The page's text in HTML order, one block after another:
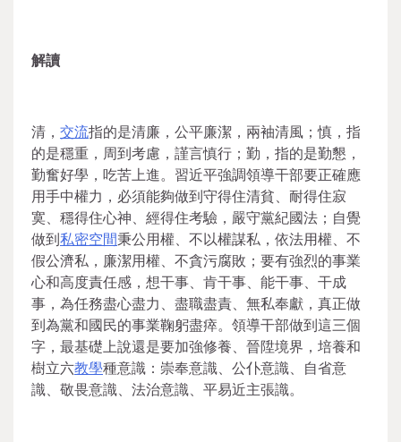
解讀
清， 交流指的是清廉，公平廉潔，兩袖清風；慎，指
的是穩重，周到考慮，謹言慎行；勤，指的是勤懇，
勤奮好學，吃苦上進。習近平強調領導干部要正確應
用手中權力，必須能夠做到守得住清貧、耐得住寂
寞、穩得住心神、經得住考驗，嚴守黨紀國法；自覺
做到私密空間秉公用權、不以權謀私，依法用權、不
假公濟私，廉潔用權、不貪污腐敗；要有強烈的事業
心和高度責任感，想干事、肯干事、能干事、干成
事，為任務盡心盡力、盡職盡責、無私奉獻，真正做
到為黨和國民的事業鞠躬盡瘁。領導干部做到這三個
字，最基礎上說還是要加強修養、晉陞境界，培養和
樹立六教學種意識：崇奉意識、公仆意識、自省意
識、敬畏意識、法治意識、平易近主張識。